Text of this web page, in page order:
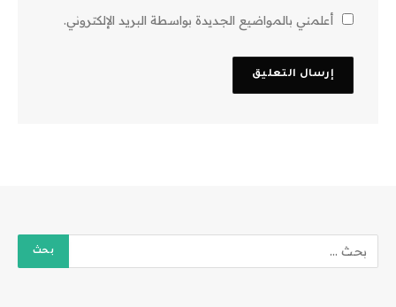
أعلمني بالمواضيع الجديدة بواسطة البريد الإلكتروني.